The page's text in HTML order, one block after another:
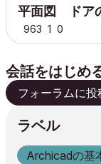
平面図 ドア
963 1 0
会話をはじめ
フォーラムに投
ラベル
Archicadの基